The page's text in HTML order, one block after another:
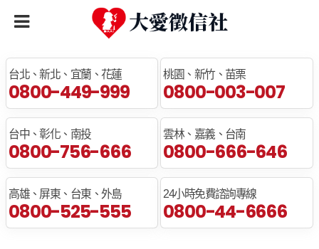
全臺免費諮詢專線
台北、新北、宜蘭、花蓮
0800-449-999
桃園、新竹、苗栗
0800-003-007
台中、彰化、南投
0800-756-666
雲林、嘉義、台南
0800-666-646
高雄、屏東、台東、外島
0800-525-555
24小時免費諮詢專線
0800-44-6666